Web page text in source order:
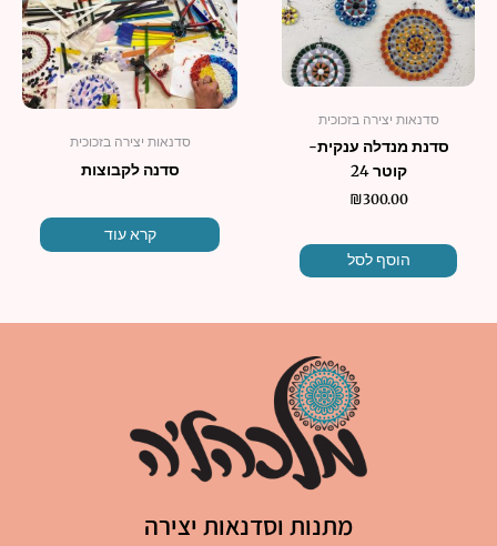
סדנאות יצירה בזכוכית
סדנת מנדלה ענקית-
קוטר 24
₪300.00
הוסף לסל
סדנאות יצירה בזכוכית
סדנה לקבוצות
קרא עוד
מתנות וסדנאות יצירה